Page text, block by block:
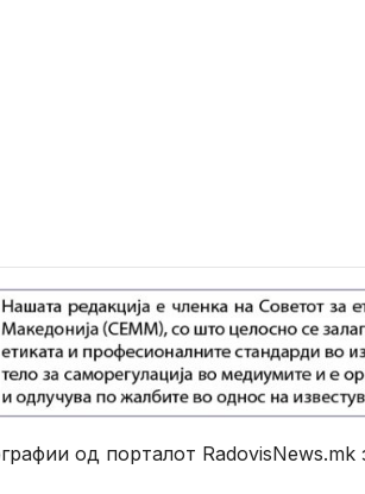
од порталот RadovisNews.mk